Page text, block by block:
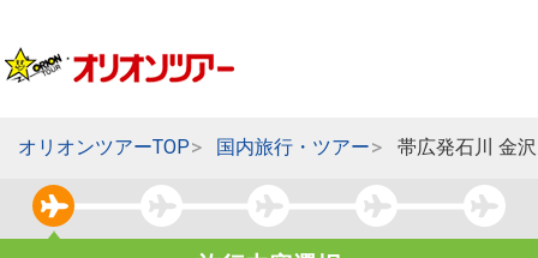
オリオンツアーTOP 国内旅行・ツアー 帯広発石川 金